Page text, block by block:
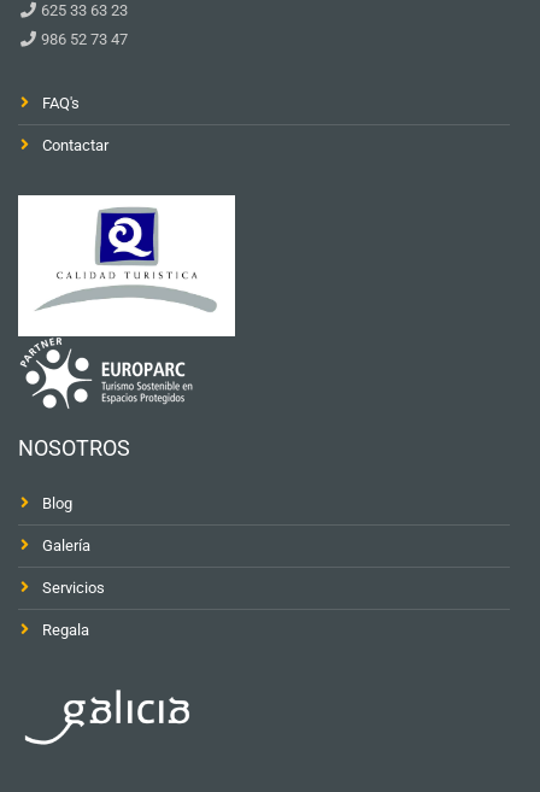
625 33 63 23
986 52 73 47
FAQ's
Contactar
NOSOTROS
Blog
Galería
Servicios
Regala